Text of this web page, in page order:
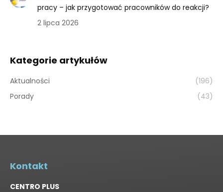
pracy – jak przygotować pracowników do reakcji?
2 lipca 2026
Kategorie artykułów
Aktualności
(196)
Porady
(43)
Kontakt
CENTRO PLUS